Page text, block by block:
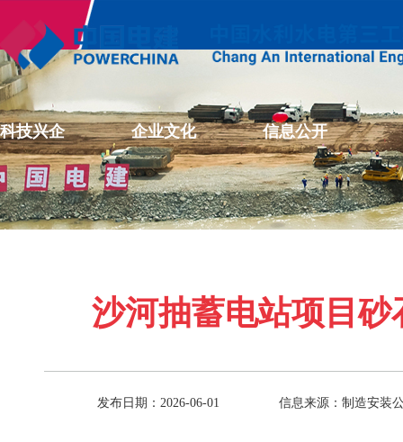
科技兴企 企业文化 信息公开
沙河抽蓄电站项目
发布日期：2026-06-01 信息来源：制造安装